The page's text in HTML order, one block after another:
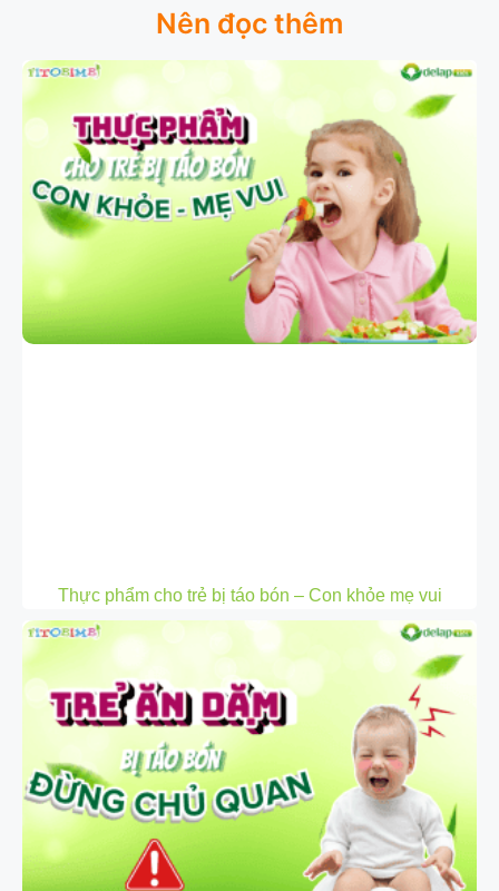
Nên đọc thêm
Thực phẩm cho trẻ bị táo bón – Con khỏe mẹ vui